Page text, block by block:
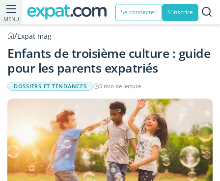
MENU
Se connecter S'inscrire
/Expat mag
Enfants de troisième culture : guide
pour les parents expatriés
DOSSIERS ET TENDANCES 5 min de lecture